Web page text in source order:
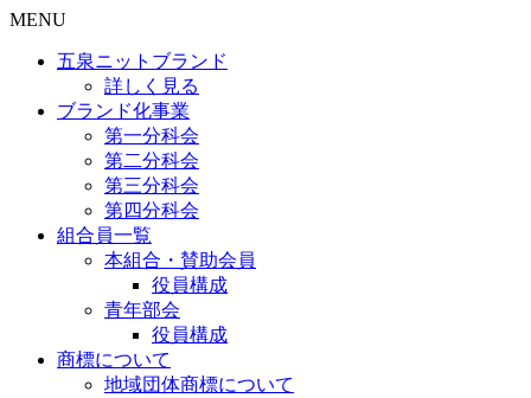
MENU
五泉ニットブランド
詳しく見る
ブランド化事業
第一分科会
第二分科会
第三分科会
第四分科会
組合員一覧
本組合・賛助会員
役員構成
青年部会
役員構成
商標について
地域団体商標について